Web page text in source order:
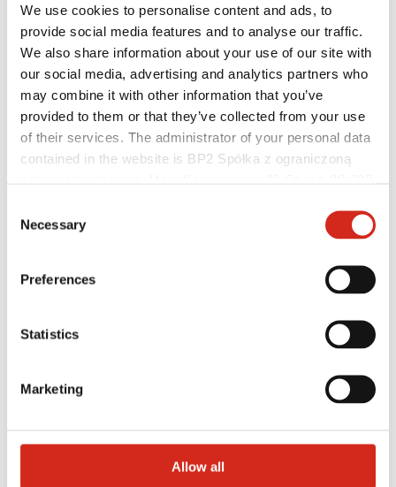
We use cookies to personalise content and ads, to
provide social media features and to analyse our traffic.
We also share information about your use of our site with
our social media, advertising and analytics partners who
may combine it with other information that you’ve
provided to them or that they’ve collected from your use
of their services. The administrator of your personal data
contained in the website is BP2 Spółka z ograniczoną
121387608.
Selection
Necessary
Preferences
Statistics
Marketing
Allow all